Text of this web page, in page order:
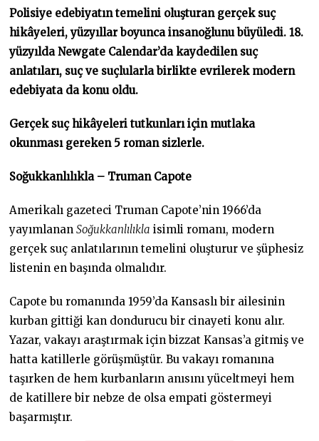
0
2
0
Polisiye edebiyatın temelini oluşturan gerçek suç
hikâyeleri, yüzyıllar boyunca insanoğlunu büyüledi. 18.
yüzyılda Newgate Calendar’da kaydedilen suç
anlatıları, suç ve suçlularla birlikte evrilerek modern
edebiyata da konu oldu.
Gerçek suç hikâyeleri tutkunları için mutlaka
okunması gereken 5 roman sizlerle.
Soğukkanlılıkla – Truman Capote
Amerikalı gazeteci Truman Capote’nin 1966’da
yayımlananSoğukkanlılıkla isimli romanı, modern
gerçek suç anlatılarının temelini oluşturur ve şüphesiz
listenin en başında olmalıdır.
Capote bu romanında 1959’da Kansaslı bir ailesinin
kurban gittiği kan dondurucu bir cinayeti konu alır.
Yazar, vakayı araştırmak için bizzat Kansas’a gitmiş ve
hatta katillerle görüşmüştür. Bu vakayı romanına
taşırken de hem kurbanların anısını yüceltmeyi hem
de katillere bir nebze de olsa empati göstermeyi
başarmıştır.